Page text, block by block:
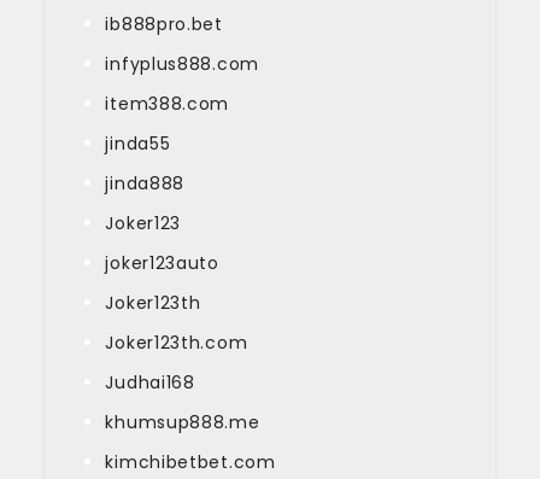
ib888pro.bet
infyplus888.com
item388.com
jinda55
jinda888
Joker123
joker123auto
Joker123th
Joker123th.com
Judhai168
khumsup888.me
kimchibetbet.com